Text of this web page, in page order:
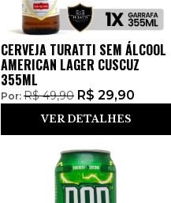
CERVEJA TURATTI SEM ÁLCOOL
AMERICAN LAGER CUSCUZ
355ML
Por: R$49,90 R$ 29,90
VER DETALHES